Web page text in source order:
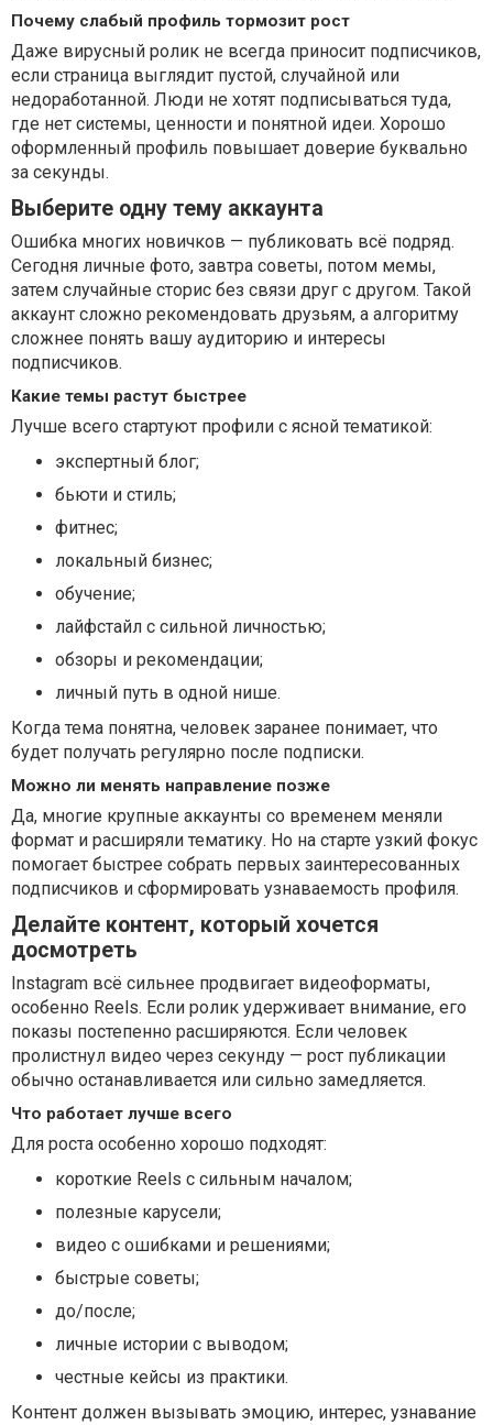
Почему слабый профиль тормозит рост
Даже вирусный ролик не всегда приносит подписчиков,
если страница выглядит пустой, случайной или
недоработанной. Люди не хотят подписываться туда,
где нет системы, ценности и понятной идеи. Хорошо
оформленный профиль повышает доверие буквально
за секунды.
Выберите одну тему аккаунта
Ошибка многих новичков — публиковать всё подряд.
Сегодня личные фото, завтра советы, потом мемы,
затем случайные сторис без связи друг с другом. Такой
аккаунт сложно рекомендовать друзьям, а алгоритму
сложнее понять вашу аудиторию и интересы
подписчиков.
Какие темы растут быстрее
Лучше всего стартуют профили с ясной тематикой:
экспертный блог;
бьюти и стиль;
фитнес;
локальный бизнес;
обучение;
лайфстайл с сильной личностью;
обзоры и рекомендации;
личный путь в одной нише.
Когда тема понятна, человек заранее понимает, что
будет получать регулярно после подписки.
Можно ли менять направление позже
Да, многие крупные аккаунты со временем меняли
формат и расширяли тематику. Но на старте узкий фокус
помогает быстрее собрать первых заинтересованных
подписчиков и сформировать узнаваемость профиля.
Делайте контент, который хочется
досмотреть
Instagram всё сильнее продвигает видеоформаты,
особенно Reels. Если ролик удерживает внимание, его
показы постепенно расширяются. Если человек
пролистнул видео через секунду — рост публикации
обычно останавливается или сильно замедляется.
Что работает лучше всего
Для роста особенно хорошо подходят:
короткие Reels с сильным началом;
полезные карусели;
видео с ошибками и решениями;
быстрые советы;
до/после;
личные истории с выводом;
честные кейсы из практики.
Контент должен вызывать эмоцию, интерес, узнавание